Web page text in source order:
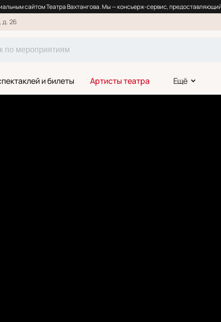
сайтом Театра Вахтангова. Мы — консьерж-сервис,
д. 26
и билеты Артисты театра Ещё